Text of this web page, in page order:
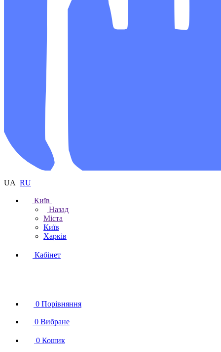
UA RU
Київ
Назад
Міста
Київ
Харків
Кабінет
0 Порівняння
0 Вибране
0 Кошик